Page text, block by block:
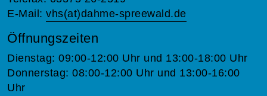
E-Mail: vhs(at)dahme-spreewald.de
Öffnungszeiten
Dienstag: 09:00-12:00 Uhr und 13:00-18:00 Uhr
Donnerstag: 08:00-12:00 Uhr und 13:00-16:00
Uhr